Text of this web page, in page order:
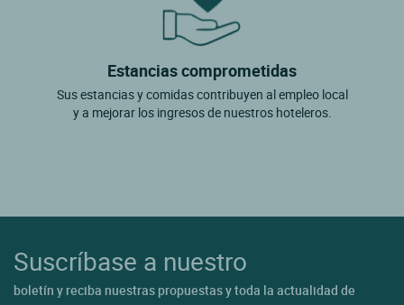
Estancias comprometidas
Sus estancias y comidas contribuyen al empleo local
y a mejorar los ingresos de nuestros hoteleros.
Suscríbase a nuestro
boletín y reciba nuestras propuestas y toda la actualidad de